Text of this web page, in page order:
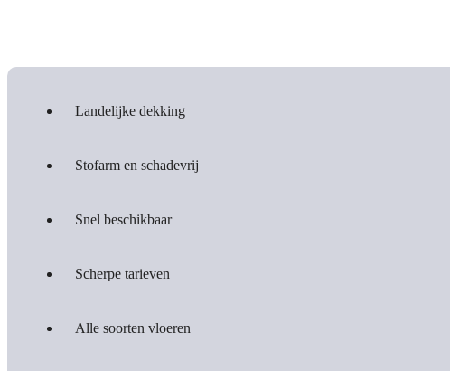
Landelijke dekking
Stofarm en schadevrij
Snel beschikbaar
Scherpe tarieven
Alle soorten vloeren